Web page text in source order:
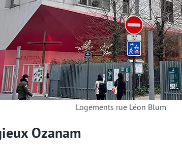
Logements rue Léon Blum
Ozanam